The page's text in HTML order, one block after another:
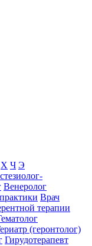
Х Ч Э
Венеролог
Врач
терапии
(геронтолог)
Гирудотерапевт